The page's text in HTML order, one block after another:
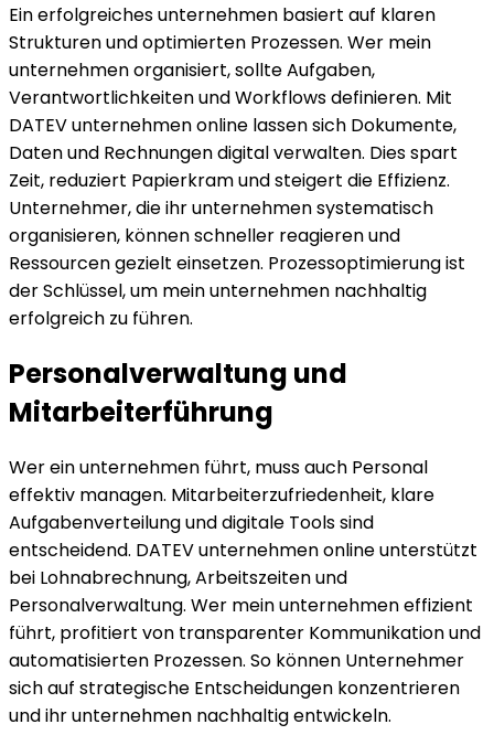
Ein erfolgreiches unternehmen basiert auf klaren
Strukturen und optimierten Prozessen. Wer mein
unternehmen organisiert, sollte Aufgaben,
Verantwortlichkeiten und Workflows definieren. Mit
DATEV unternehmen online lassen sich Dokumente,
Daten und Rechnungen digital verwalten. Dies spart
Zeit, reduziert Papierkram und steigert die Effizienz.
Unternehmer, die ihr unternehmen systematisch
organisieren, können schneller reagieren und
Ressourcen gezielt einsetzen. Prozessoptimierung ist
der Schlüssel, um mein unternehmen nachhaltig
erfolgreich zu führen.
Personalverwaltung und
Mitarbeiterführung
Wer ein unternehmen führt, muss auch Personal
effektiv managen. Mitarbeiterzufriedenheit, klare
Aufgabenverteilung und digitale Tools sind
entscheidend. DATEV unternehmen online unterstützt
bei Lohnabrechnung, Arbeitszeiten und
Personalverwaltung. Wer mein unternehmen effizient
führt, profitiert von transparenter Kommunikation und
automatisierten Prozessen. So können Unternehmer
sich auf strategische Entscheidungen konzentrieren
und ihr unternehmen nachhaltig entwickeln.